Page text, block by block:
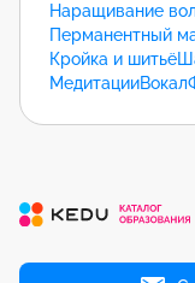
Наращивание
Перманентный
Кройка и шитьё
МедитацииВокал